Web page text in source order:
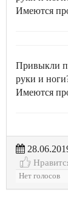
Имеются
Привыкли
руки и
Имеются
Нет голосов